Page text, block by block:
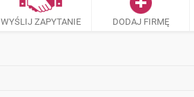
WYŚLIJ ZAPYTANIE DODAJ FIRMĘ